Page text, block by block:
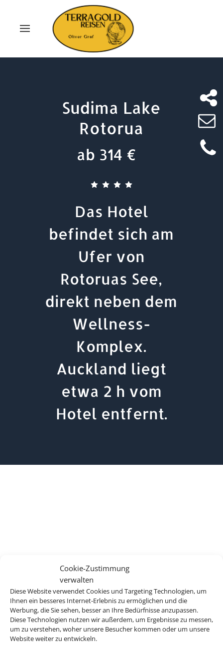
Cookie-Zustimmung
verwalten
Diese Website verwendet Cookies und Targeting Technologien, um
Ihnen ein besseres Internet-Erlebnis zu ermöglichen und die
Werbung, die Sie sehen, besser an Ihre Bedürfnisse anzupassen.
Diese Technologien nutzen wir außerdem, um Ergebnisse zu messen,
um zu verstehen, woher unsere Besucher kommen oder um unsere
Website weiter zu entwickeln.
Sudima Lake
Rotorua
ab 314 €
Das Hotel
befindet sich am
Ufer von
Rotoruas See,
direkt neben dem
Wellness-
Komplex.
Auckland liegt
etwa 2 h vom
Hotel entfernt.